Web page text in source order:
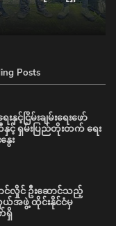
Posts
ငြိမ်းချမ်းရေးဖော်
င့် ရှမ်းပြည်တိုးတက် ရေး
ေး
ာင်လှိုင် ဦးဆောင်သည့်
ယ်အဖွဲ့ ထိုင်းနိုင်ငံမှ
ရှိ